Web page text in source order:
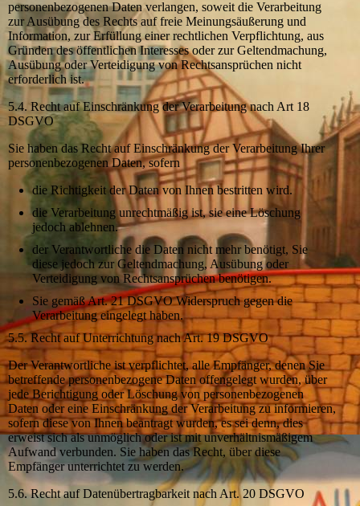
personenbezogenen Daten verlangen, soweit die Verarbeitung
zur Ausübung des Rechts auf freie Meinungsäußerung und
Information, zur Erfüllung einer rechtlichen Verpflichtung, aus
Gründen des öffentlichen Interesses oder zur Geltendmachung,
Ausübung oder Verteidigung von Rechtsansprüchen nicht
erforderlich ist.
5.4. Recht auf Einschränkung der Verarbeitung nach Art 18
DSGVO
Sie haben das Recht auf Einschränkung der Verarbeitung Ihrer
personenbezogenen Daten, sofern
die Richtigkeit der Daten von Ihnen bestritten wird.
die Verarbeitung unrechtmäßig ist, sie eine Löschung
jedoch ablehnen.
der Verantwortliche die Daten nicht mehr benötigt, Sie
diese jedoch zur Geltendmachung, Ausübung oder
Verteidigung von Rechtsansprüchen benötigen.
Sie gemäß Art. 21 DSGVO Widerspruch gegen die
Verarbeitung eingelegt haben.
5.5. Recht auf Unterrichtung nach Art. 19 DSGVO
Der Verantwortliche ist verpflichtet, alle Empfänger, denen Sie
betreffende personenbezogene Daten offengelegt wurden, über
jede Berichtigung oder Löschung von personenbezogenen
Daten oder eine Einschränkung der Verarbeitung zu informieren,
sofern diese von Ihnen beantragt wurden, es sei denn, dies
erweist sich als unmöglich oder ist mit unverhältnismäßigem
Aufwand verbunden. Sie haben das Recht, über diese
Empfänger unterrichtet zu werden.
5.6. Recht auf Datenübertragbarkeit nach Art. 20 DSGVO